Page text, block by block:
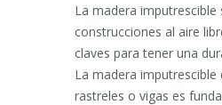
La madera imputrescible
construcciones al aire
claves para tener una
La madera imputrescible
rastreles o vigas es